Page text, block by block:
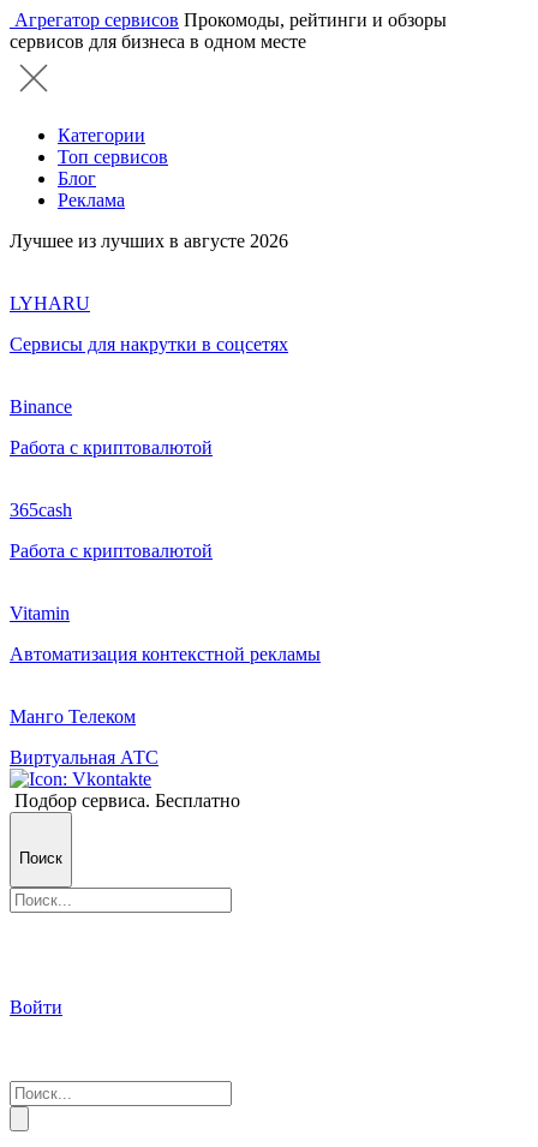
Агрегатор сервисов Прокомоды, рейтинги и обзоры
сервисов для бизнеса в одном месте
Категории
Топ сервисов
Блог
Реклама
Лучшее из лучших в августе 2026
LYHARU
Сервисы для накрутки в соцсетях
Binance
Работа с криптовалютой
365cash
Работа с криптовалютой
Vitamin
Автоматизация контекстной рекламы
Манго Телеком
Виртуальная АТС
Подбор сервиса. Бесплатно
Поиск
Войти